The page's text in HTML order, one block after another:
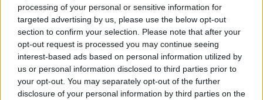
processing of your personal or sensitive information for
targeted advertising by us, please use the below opt-out
section to confirm your selection. Please note that after your
opt-out request is processed you may continue seeing
interest-based ads based on personal information utilized by
us or personal information disclosed to third parties prior to
your opt-out. You may separately opt-out of the further
disclosure of your personal information by third parties on the
Απαντήστε